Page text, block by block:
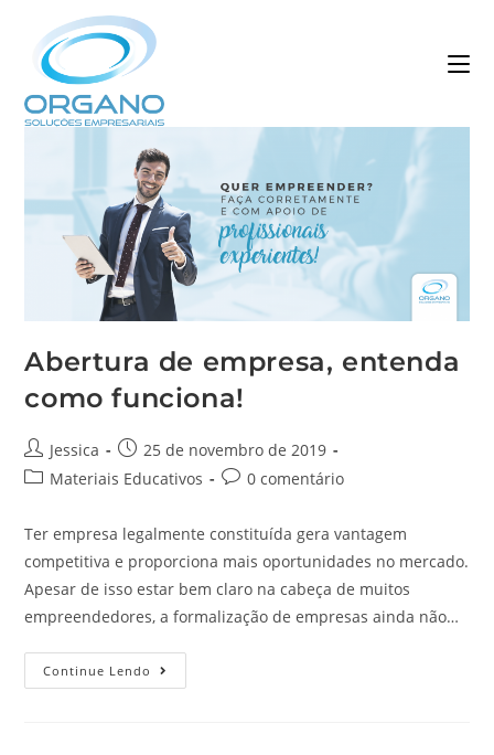
Abertura de empresa, entenda
como funciona!
Jessica
25 de novembro de 2019
Materiais Educativos
0 comentário
Ter empresa legalmente constituída gera vantagem
competitiva e proporciona mais oportunidades no mercado.
Apesar de isso estar bem claro na cabeça de muitos
empreendedores, a formalização de empresas ainda não…
Continue Lendo